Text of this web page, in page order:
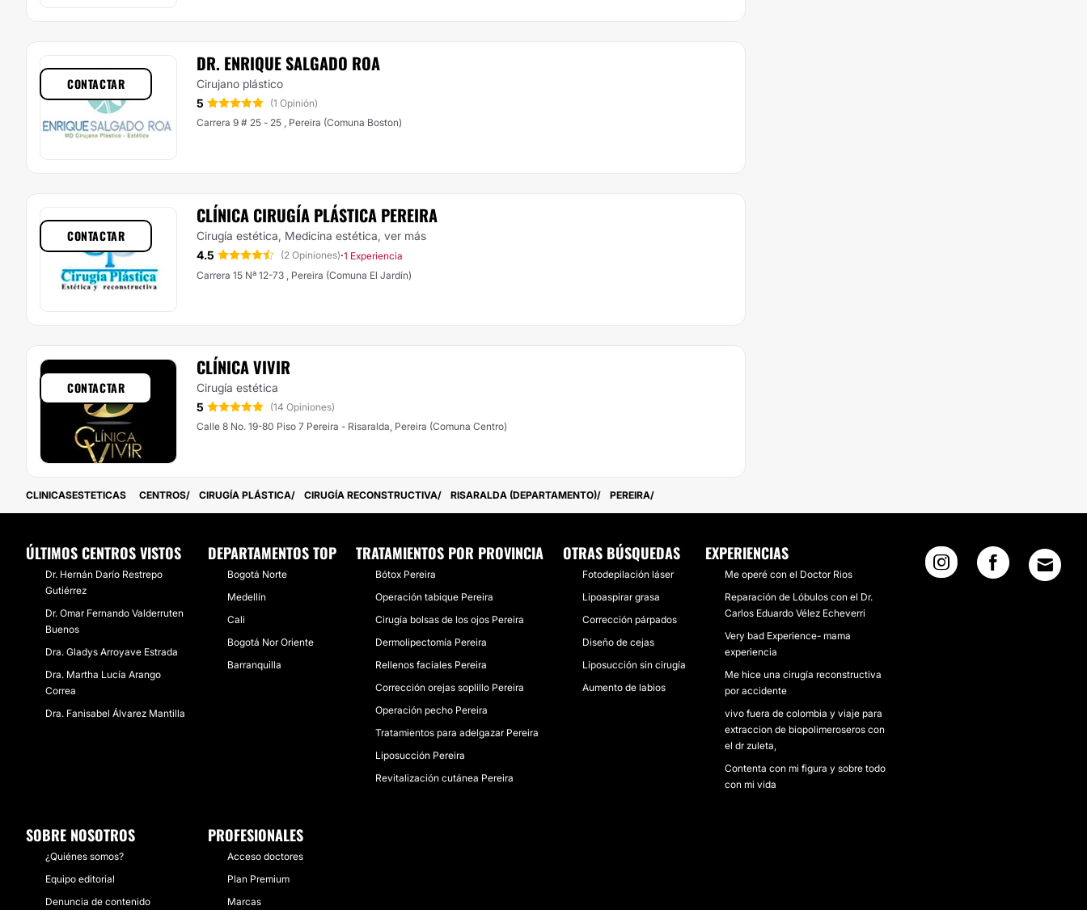
DR. ENRIQUE SALGADO ROA
Cirujano plástico
5
(1 Opinión)
Carrera 9 # 25 - 25 , Pereira (Comuna Boston)
CONTACTAR
CLÍNICA CIRUGÍA PLÁSTICA PEREIRA
Cirugía estética, Medicina estética, ver más
4.5
(2 Opiniones)·1 Experiencia
Carrera 15 Nª 12-73 , Pereira (Comuna El Jardín)
CONTACTAR
CLÍNICA VIVIR
Cirugía estética
5
(14 Opiniones)
Calle 8 No. 19-80 Piso 7 Pereira - Risaralda, Pereira (Comuna Centro)
CONTACTAR
CLINICASESTETICAS CENTROS CIRUGÍA PLÁSTICA CIRUGÍA RECONSTRUCTIVA RISARALDA (DEPARTAMENTO) PEREIRA
ÚLTIMOS CENTROS VISTOS
Dr. Hernán Darío Restrepo
Gutiérrez
Dr. Omar Fernando Valderruten
Buenos
Dra. Gladys Arroyave Estrada
Dra. Martha Lucía Arango
Correa
Dra. Fanisabel Álvarez Mantilla
DEPARTAMENTOS TOP
Bogotá Norte
Medellín
Cali
Bogotá Nor Oriente
Barranquilla
TRATAMIENTOS POR PROVINCIA
Bótox Pereira
Operación tabique Pereira
Cirugía bolsas de los ojos Pereira
Dermolipectomía Pereira
Rellenos faciales Pereira
Corrección orejas soplillo Pereira
Operación pecho Pereira
Tratamientos para adelgazar Pereira
Liposucción Pereira
Revitalización cutánea Pereira
OTRAS BÚSQUEDAS
Fotodepilación láser
Lipoaspirar grasa
Corrección párpados
Diseño de cejas
Liposucción sin cirugía
Aumento de labios
EXPERIENCIAS
Me operé con el Doctor Rios
Reparación de Lóbulos con el Dr.
Carlos Eduardo Vélez Echeverri
Very bad Experience- mama
experiencia
Me hice una cirugía reconstructiva
por accidente
vivo fuera de colombia y viaje para
extraccion de biopolimeroseros con
el dr zuleta,
Contenta con mi figura y sobre todo
con mi vida
SOBRE NOSOTROS
¿Quiénes somos?
Equipo editorial
Denuncia de contenido
PROFESIONALES
Acceso doctores
Plan Premium
Marcas